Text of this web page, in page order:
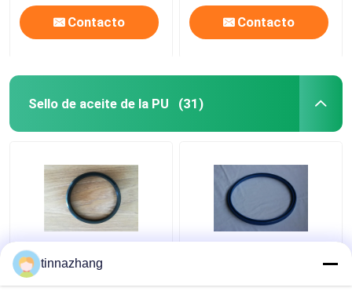
Contacto Contacto
Sello de aceite de la PU (31)
Sello hidráulico del
labio de la resistencia
tinnazhang